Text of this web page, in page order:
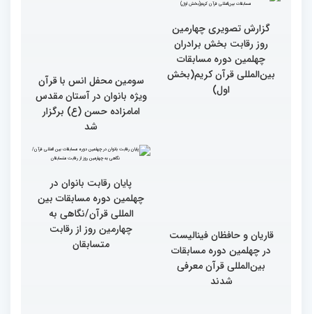
گزارش تصویری چهارمین
روز رقابت بخش برادران
سومین محفل انس با قرآن
ویژه بانوان در آستان مقدس
امامزاده حسن (ع) برگزار
شد
قاریان و حافظان فینالیست‌
در چهلمین دوره مسابقات
بین‌المللی قرآن معرفی
پایان رقابت بانوان در
چهلمین دوره مسابقات بین
المللی قرآن/نگاهی به
چهارمین روز از رقابت